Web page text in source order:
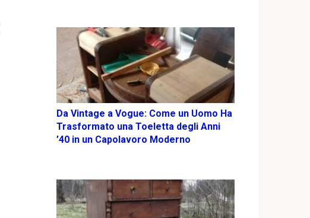
Da Vintage a Vogue: Come un Uomo Ha
Trasformato una Toeletta degli Anni
’40 in un Capolavoro Moderno